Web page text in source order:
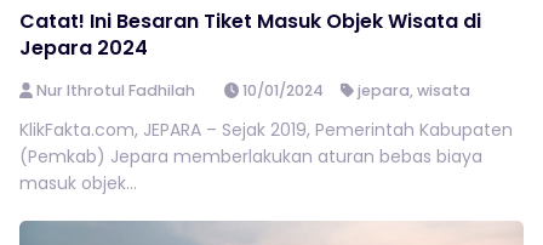
Catat! Ini Besaran Tiket Masuk Objek Wisata di
Jepara 2024
Nur Ithrotul Fadhilah 10/01/2024 jepara,wisata
KlikFakta.com, JEPARA – Sejak 2019, Pemerintah Kabupaten
(Pemkab) Jepara memberlakukan aturan bebas biaya
masuk objek...